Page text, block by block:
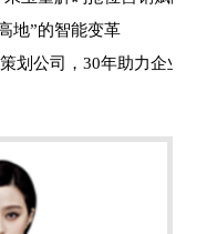
地”的智能变革
划公司，30年助力企业实